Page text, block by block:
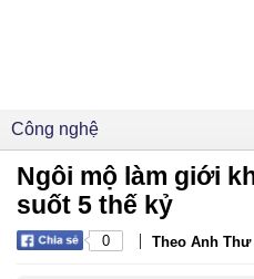
Công nghệ
Ngôi mộ làm giới
suốt 5 thế kỷ
0 | Theo Anh Thư